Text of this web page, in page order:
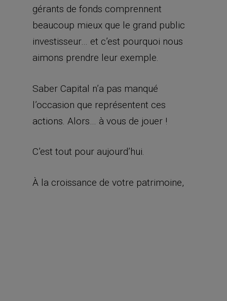
gérants de fonds comprennent
beaucoup mieux que le grand public
investisseur… et c’est pourquoi nous
aimons prendre leur exemple.
Saber Capital n’a pas manqué
l’occasion que représentent ces
actions. Alors… à vous de jouer !
C’est tout pour aujourd’hui.
À la croissance de votre patrimoine,